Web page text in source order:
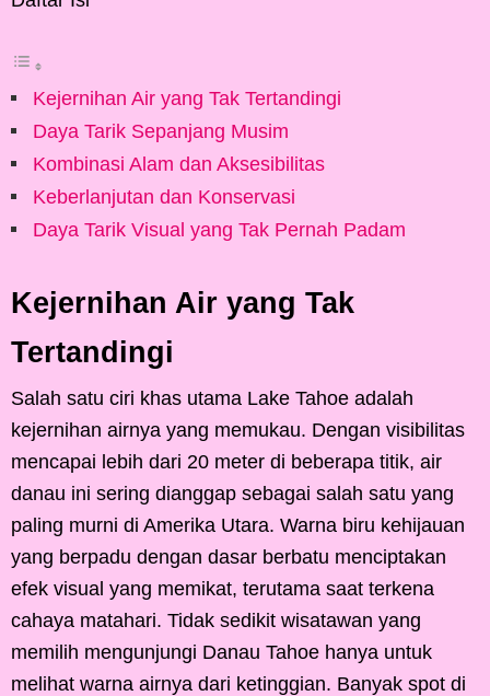
Kejernihan Air yang Tak Tertandingi
Daya Tarik Sepanjang Musim
Kombinasi Alam dan Aksesibilitas
Keberlanjutan dan Konservasi
Daya Tarik Visual yang Tak Pernah Padam
Kejernihan Air yang Tak
Tertandingi
Salah satu ciri khas utama Lake Tahoe adalah
kejernihan airnya yang memukau. Dengan visibilitas
mencapai lebih dari 20 meter di beberapa titik, air
danau ini sering dianggap sebagai salah satu yang
paling murni di Amerika Utara. Warna biru kehijauan
yang berpadu dengan dasar berbatu menciptakan
efek visual yang memikat, terutama saat terkena
cahaya matahari. Tidak sedikit wisatawan yang
memilih mengunjungi Danau Tahoe hanya untuk
melihat warna airnya dari ketinggian. Banyak spot di